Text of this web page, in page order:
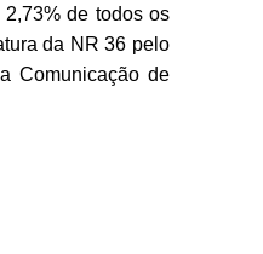
de todos os
da NR 36 pelo
Comunicação de